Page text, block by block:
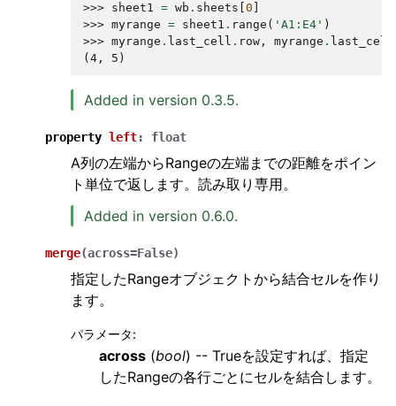
>>> sheet1 = wb . sheets 0
>>> myrange = sheet1 . range ( 'A1:E4' )
>>> myrange . last_cell . row , myrange . last_cell
(4, 5)
Added in version 0.3.5.
property left: float
A列の左端からRangeの左端までの距離をポイン
ト単位で返します。読み取り専用。
Added in version 0.6.0.
merge(across=False)
指定したRangeオブジェクトから結合セルを作り
ます。
パラメータ:
across (bool) -- Trueを設定すれば、指定
したRangeの各行ごとにセルを結合します。